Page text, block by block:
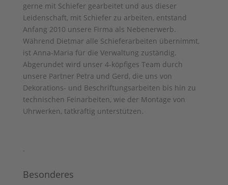
gerne mit Schiefer gearbeitet und aus dieser
Leidenschaft, mit Schiefer zu arbeiten, entstand
Anfang 2010 unsere Firma als Nebenerwerb.
Während Dietmar alle Schieferarbeiten übernimmt,
ist Anna-Maria für die Verwaltung zuständig.
Abgerundet wird unser 4-köpfiges Team durch
unsere Partner Petra und Gerd, die uns von
Dekorations- und Beschriftungsarbeiten bis hin zu
technischen Feinarbeiten, wie der Montage von
Uhrwerken, tatkräftig unterstützen.
.
Besonderes